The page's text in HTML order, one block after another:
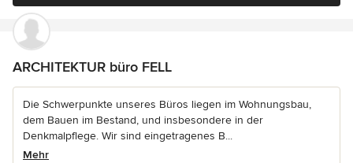
ARCHITEKTUR büro FELL
Die Schwerpunkte unseres Büros liegen im Wohnungsbau,
dem Bauen im Bestand, und insbesondere in der
Denkmalpflege. Wir sind eingetragenes B...
Mehr